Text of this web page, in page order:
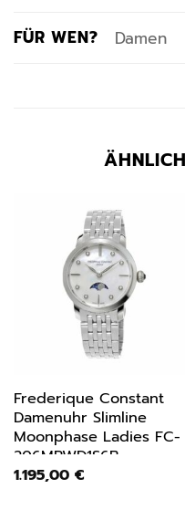
FÜR WEN? Damen
Frederique Constant
Damenuhr Slimline
Moonphase Ladies FC-
206MPWD1S6B
1.195,00 €